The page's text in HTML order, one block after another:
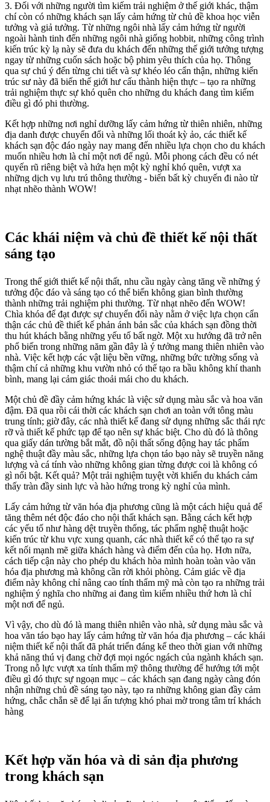
3. Đối với những người tìm kiếm trải nghiệm ở thế giới khác, thậm
chí còn có những khách sạn lấy cảm hứng từ chủ đề khoa học viễn
tưởng và giả tưởng. Từ những ngôi nhà lấy cảm hứng từ người
ngoài hành tinh đến những ngôi nhà giống hobbit, những công trình
kiến trúc kỳ lạ này sẽ đưa du khách đến những thế giới tưởng tượng
ngay từ những cuốn sách hoặc bộ phim yêu thích của họ. Thông
qua sự chú ý đến từng chi tiết và sự khéo léo cẩn thận, những kiến
trúc sư này đã biến thế giới hư cấu thành hiện thực – tạo ra những
trải nghiệm thực sự khó quên cho những du khách đang tìm kiếm
điều gì đó phi thường.
Kết hợp những nơi nghỉ dưỡng lấy cảm hứng từ thiên nhiên, những
địa danh được chuyển đổi và những lối thoát kỳ ảo, các thiết kế
khách sạn độc đáo ngày nay mang đến nhiều lựa chọn cho du khách
muốn nhiều hơn là chỉ một nơi để ngủ. Mỗi phong cách đều có nét
quyến rũ riêng biệt và hứa hẹn một kỳ nghỉ khó quên, vượt xa
những dịch vụ lưu trú thông thường - biến bất kỳ chuyến đi nào từ
nhạt nhẽo thành WOW!
Các khái niệm và chủ đề thiết kế nội thất
sáng tạo
Trong thế giới thiết kế nội thất, nhu cầu ngày càng tăng về những ý
tưởng độc đáo và sáng tạo có thể biến không gian bình thường
thành những trải nghiệm phi thường. Từ nhạt nhẽo đến WOW!
Chìa khóa để đạt được sự chuyển đổi này nằm ở việc lựa chọn cẩn
thận các chủ đề thiết kế phản ánh bản sắc của khách sạn đồng thời
thu hút khách bằng những yếu tố bất ngờ. Một xu hướng đã trở nên
phổ biến trong những năm gần đây là ý tưởng mang thiên nhiên vào
nhà. Việc kết hợp các vật liệu bền vững, những bức tường sống và
thậm chí cả những khu vườn nhỏ có thể tạo ra bầu không khí thanh
bình, mang lại cảm giác thoải mái cho du khách.
Một chủ đề đầy cảm hứng khác là việc sử dụng màu sắc và hoa văn
đậm. Đã qua rồi cái thời các khách sạn chơi an toàn với tông màu
trung tính; giờ đây, các nhà thiết kế đang sử dụng những sắc thái rực
rỡ và thiết kế phức tạp để tạo nên sự khác biệt. Cho dù đó là thông
qua giấy dán tường bắt mắt, đồ nội thất sống động hay tác phẩm
nghệ thuật đầy màu sắc, những lựa chọn táo bạo này sẽ truyền năng
lượng và cá tính vào những không gian từng được coi là không có
gì nổi bật. Kết quả? Một trải nghiệm tuyệt vời khiến du khách cảm
thấy tràn đầy sinh lực và hào hứng trong kỳ nghỉ của mình.
Lấy cảm hứng từ văn hóa địa phương cũng là một cách hiệu quả để
tăng thêm nét độc đáo cho nội thất khách sạn. Bằng cách kết hợp
các yếu tố như hàng dệt truyền thống, tác phẩm nghệ thuật hoặc
kiến trúc từ khu vực xung quanh, các nhà thiết kế có thể tạo ra sự
kết nối mạnh mẽ giữa khách hàng và điểm đến của họ. Hơn nữa,
cách tiếp cận này cho phép du khách hòa mình hoàn toàn vào văn
hóa địa phương mà không cần rời khỏi phòng. Cảm giác về địa
điểm này không chỉ nâng cao tính thẩm mỹ mà còn tạo ra những trải
nghiệm ý nghĩa cho những ai đang tìm kiếm nhiều thứ hơn là chỉ
một nơi để ngủ.
Vì vậy, cho dù đó là mang thiên nhiên vào nhà, sử dụng màu sắc và
hoa văn táo bạo hay lấy cảm hứng từ văn hóa địa phương – các khái
niệm thiết kế nội thất đã phát triển đáng kể theo thời gian với những
khả năng thú vị đang chờ đợi mọi ngóc ngách của ngành khách sạn.
Trong nỗ lực vượt xa tính thẩm mỹ thông thường để hướng tới một
điều gì đó thực sự ngoạn mục – các khách sạn đang ngày càng đón
nhận những chủ đề sáng tạo này, tạo ra những không gian đầy cảm
hứng, chắc chắn sẽ để lại ấn tượng khó phai mờ trong tâm trí khách
hàng
Kết hợp văn hóa và di sản địa phương
trong khách sạn